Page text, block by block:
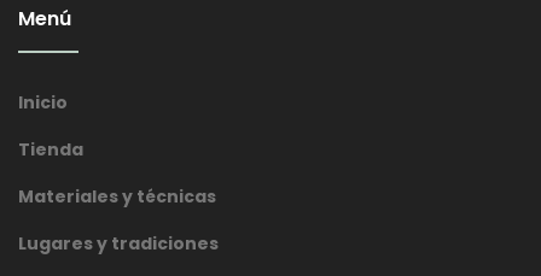
Menú
Inicio
Tienda
Materiales y técnicas
Lugares y tradiciones